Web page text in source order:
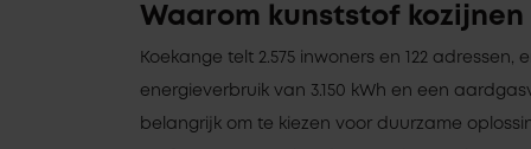
Waarom kunststof kozijnen
Koekange telt 2.575 inwoners en 122 adressen,
energieverbruik van 3.150 kWh en een
belangrijk om te kiezen voor duurzame